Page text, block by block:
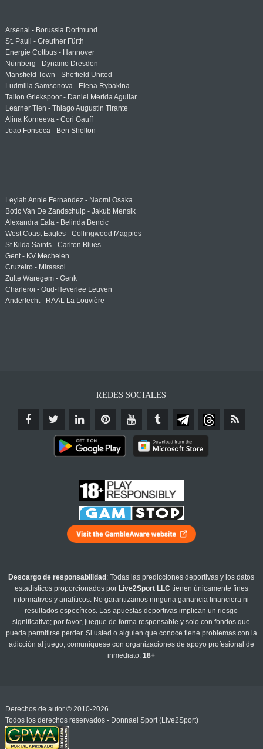
Arsenal - Borussia Dortmund
St. Pauli - Greuther Fürth
Energie Cottbus - Hannover
Nürnberg - Dynamo Dresden
Mansfield Town - Sheffield United
Ludmilla Samsonova - Elena Rybakina
Tallon Griekspoor - Daniel Merida Aguilar
Learner Tien - Thiago Augustin Tirante
Alina Korneeva - Cori Gauff
Joao Fonseca - Ben Shelton
Leylah Annie Fernandez - Naomi Osaka
Botic Van De Zandschulp - Jakub Mensik
Alexandra Eala - Belinda Bencic
West Coast Eagles - Collingwood Magpies
St Kilda Saints - Carlton Blues
Gent - KV Mechelen
Cruzeiro - Mirassol
Zulte Waregem - Genk
Charleroi - Oud-Heverlee Leuven
Anderlecht - RAAL La Louvière
REDES SOCIALES
Descargo de responsabilidad : Todas las predicciones deportivas y los datos
estadísticos proporcionados por Live2Sport LLC tienen únicamente fines
informativos y analíticos. No garantizamos ninguna ganancia financiera ni
resultados específicos. Las apuestas deportivas implican un riesgo
significativo; por favor, juegue de forma responsable y solo con fondos que
pueda permitirse perder. Si usted o alguien que conoce tiene problemas con la
adicción al juego, comuníquese con organizaciones de apoyo profesional de
inmediato.18+
Derechos de autor © 2010-2026
Todos los derechos reservados - Donnael Sport (Live2Sport)